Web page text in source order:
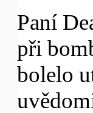
Paní
při
bolelo